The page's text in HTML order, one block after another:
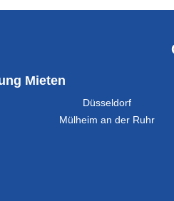
Mieten
Düsseldorf
Mülheim an der Ruhr